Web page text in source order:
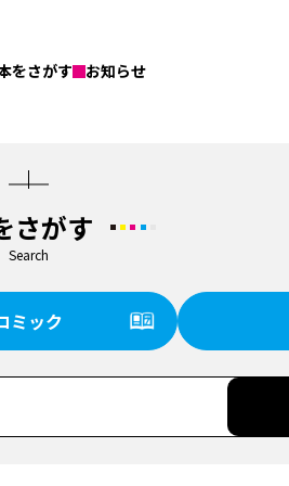
をさがす お知らせ
さがす
Search
ミック